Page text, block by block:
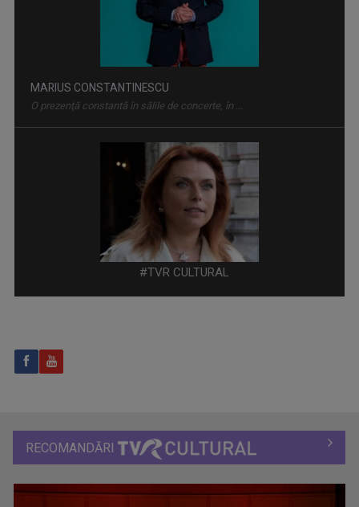
Luni, de la ora 22.00, sărbătorim cea de-a ...
ARTA LA COLȚ DE STRADĂ
O prezenţă constantă în sălile de concerte, în ...
VALENTINA BĂINȚAN
Ca producător tv, este implicată în realizarea ...
BOGDAN STĂNESCU
#TVR CULTURAL
RECOMANDĂRI